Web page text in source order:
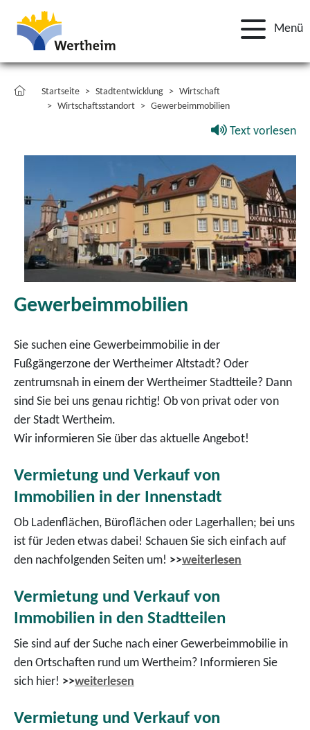
Menü
Startseite Stadtentwicklung
Wirtschaft
Wirtschaftsstandort
Gewerbeimmobilien
Text vorlesen
Gewerbeimmobilien
Sie suchen eine Gewerbeimmobilie in der
Fußgängerzone der Wertheimer Altstadt? Oder
zentrumsnah in einem der Wertheimer Stadtteile? Dann
sind Sie bei uns genau richtig! Ob von privat oder von
der Stadt Wertheim.
Wir informieren Sie über das aktuelle Angebot!
Vermietung und Verkauf von
Immobilien in der Innenstadt
Ob Ladenflächen, Büroflächen oder Lagerhallen; bei uns
ist für Jeden etwas dabei! Schauen Sie sich einfach auf
den nachfolgenden Seiten um! >>weiterlesen
Vermietung und Verkauf von
Immobilien in den Stadtteilen
Sie sind auf der Suche nach einer Gewerbeimmobilie in
den Ortschaften rund um Wertheim? Informieren Sie
sich hier! >>weiterlesen
Vermietung und Verkauf von